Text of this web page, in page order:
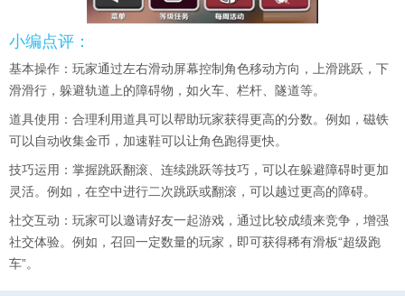
小编点评：
基本操作：玩家通过左右滑动屏幕控制角色移动方向，上滑跳跃，下
滑滑行，躲避轨道上的障碍物，如火车、栏杆、隧道等。
道具使用：合理利用道具可以帮助玩家获得更高的分数。例如，磁铁
可以自动收集金币，加速鞋可以让角色跑得更快。
技巧运用：掌握跳跃翻滚、连续跳跃等技巧，可以在躲避障碍时更加
灵活。例如，在空中进行二次跳跃或翻滚，可以越过更高的障碍。
社交互动：玩家可以邀请好友一起游戏，通过比较成绩来竞争，增强
社交体验。例如，召回一定数量的玩家，即可获得稀有滑板“超级跑
车”。